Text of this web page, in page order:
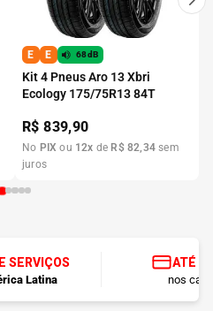
E E 68dB
Kit 4 Pneus Aro 13 Xbri
Ecology 175/75R13 84T
R$839,90
No PIX ou 12x de R$ 82,34 sem
juros
SERVIÇOS
Latina
ATÉ
nos